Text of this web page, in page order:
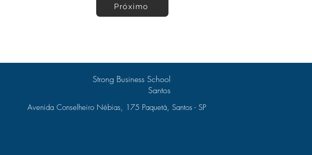
Próximo
Strong Business School
Santos
Avenida Conselheiro Nébias, 175 Paquetá, Santos - SP